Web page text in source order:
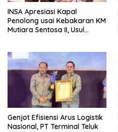
INSA Apresiasi Kapal
Penolong usai Kebakaran KM
Mutiara Sentosa II, Usul
Genjot Efisiensi Arus Logistik
Nasional, PT Terminal Teluk